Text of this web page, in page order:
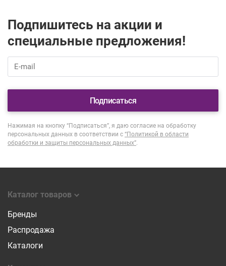
Подпишитесь на акции и
специальные предложения!
Подписаться
Нажимая на кнопку “Подписаться”, я даю согласие на обработку
персональных данных в соответствии с “Политикой в области
обработки и защиты персональных данных”
Каталог товаров
Бренды
Распродажа
Каталоги